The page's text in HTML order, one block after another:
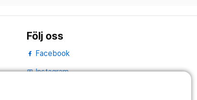
Följ oss
Facebook
portraitInstagram